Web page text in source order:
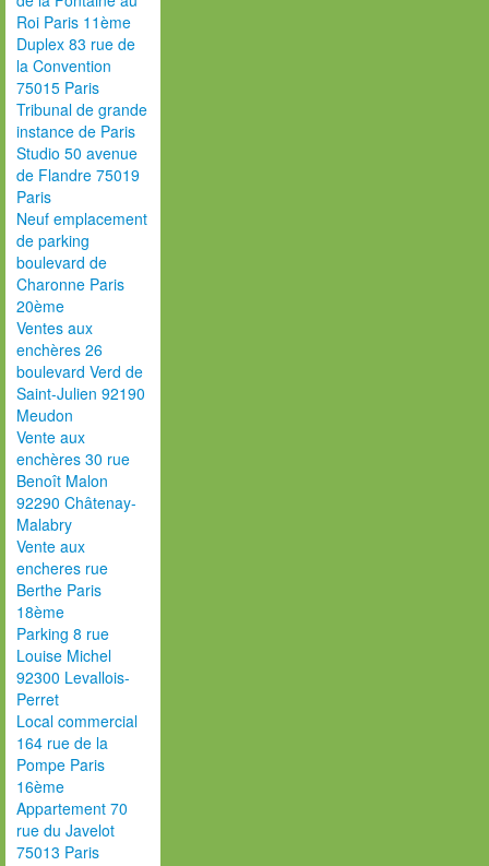
Roi Paris 11ème
Duplex 83 rue de
la Convention
75015 Paris
Tribunal de grande
instance de Paris
Studio 50 avenue
de Flandre 75019
Paris
Neuf emplacement
de parking
boulevard de
Charonne Paris
20ème
Ventes aux
enchères 26
boulevard Verd de
Saint-Julien 92190
Meudon
Vente aux
enchères 30 rue
Benoît Malon
92290 Châtenay-
Malabry
Vente aux
encheres rue
Berthe Paris
18ème
Parking 8 rue
Louise Michel
92300 Levallois-
Perret
Local commercial
164 rue de la
Pompe Paris
16ème
Appartement 70
rue du Javelot
75013 Paris